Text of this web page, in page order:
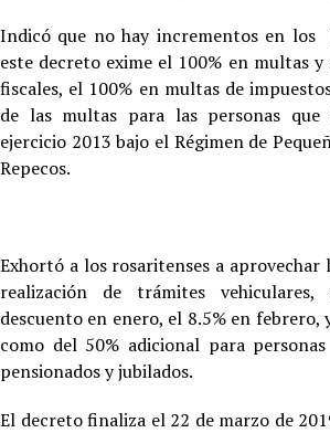
Indicó que no hay incrementos en los
este decreto exime el 100% en multas
fiscales, el 100% en multas de
de las multas para las personas
ejercicio 2013 bajo el Régimen de
Repecos.
Exhortó a los rosaritenses a
realización de trámites
descuento en enero, el 8.5% en febrero,
como del 50% adicional para
pensionados y jubilados.
El decreto finaliza el 22 de marzo de